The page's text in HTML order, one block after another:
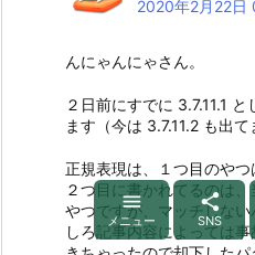
2020年2月22日
んにゃんにゃさん。
２日前にすでに 3.7.11.1
ます（今は 3.7.11.2 も出て
正規表現は、１つ目のやつ
２つ目に書かれてるのは
やつですが、マッチしな
しろ記事内容によっては

メニュー

SNS